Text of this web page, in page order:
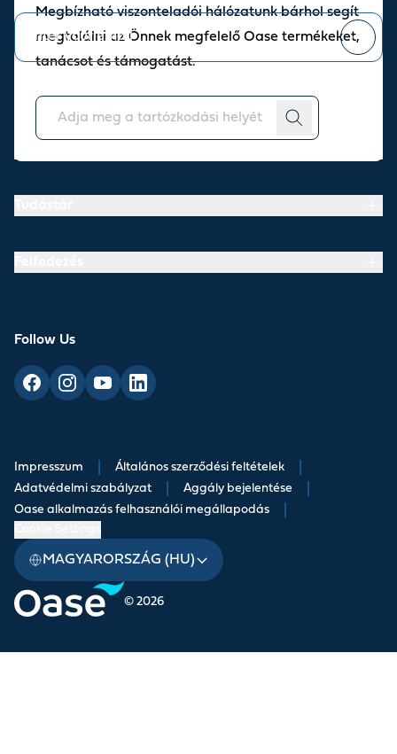
Megbízható viszonteladói hálózatunk bárhol segít
megtalálni az Önnek megfelelő Oase termékeket,
tanácsot és támogatást.
at any time.
Follow Us
© 2026
Impresszum Általános szerződési feltételek
Adatvédelmi szabályzat Aggály bejelentése
Oase alkalmazás felhasználói megállapodás
MAGYARORSZÁG (HU)